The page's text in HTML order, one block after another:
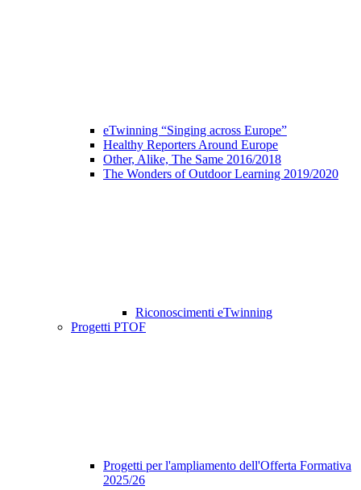
eTwinning “Singing across Europe”
Healthy Reporters Around Europe
Other, Alike, The Same 2016/2018
The Wonders of Outdoor Learning 2019/2020
Riconoscimenti eTwinning
Progetti PTOF
Progetti per l'ampliamento dell'Offerta Formativa
2025/26